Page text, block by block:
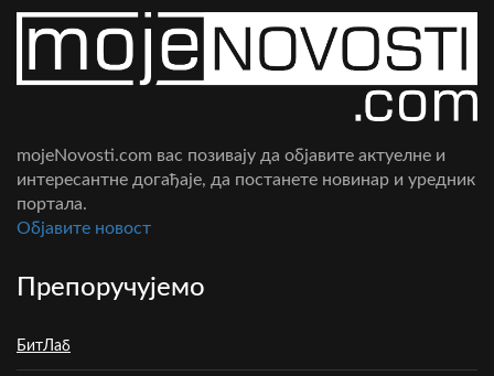
mojeNovosti.com вас позивају да објавите актуелне и
интересантне догађаје, да постанете новинар и уредник
портала.
Oбјавите новост
Препоручујемо
БитЛаб